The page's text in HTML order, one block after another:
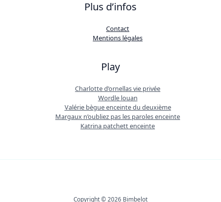
Plus d’infos
Contact
Mentions légales
Play
Charlotte d’ornellas vie privée
Wordle louan
Valérie bègue enceinte du deuxième
Margaux n’oubliez pas les paroles enceinte
Katrina patchett enceinte
Copyright © 2026 Bimbelot